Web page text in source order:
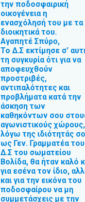
την ποδοσφαιρική
οικογένεια η
ενασχόλησή του με τα
διοικητικά του.
Αγαπητέ Σπύρο,
Το Δ.Σ εκτίμησε σ’
τη συγκυρία ότι για να
αποφευχθούν
προστριβές,
αντιπαλότητες και
προβλήματα κατά την
άσκηση των
καθηκόντων σου
αγωνιστικούς χώρους,
λόγω της ιδιότητάς
ως Γεν. Γραμματέα του
Δ.Σ του σωματείου
Βολίδα, θα ήταν καλό
για εσένα τον ίδιο,
και για την εικόνα του
ποδοσφαίρου να μη
συμμετάσχεις με την